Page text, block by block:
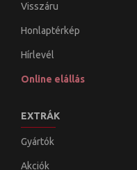
Visszáru
Honlaptérkép
Hírlevél
Online elállás
EXTRÁK
Gyártók
Akciók